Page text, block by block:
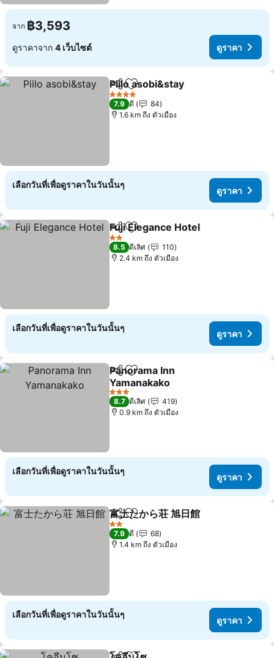
จาก ฿3,593
ดูราคาจาก 4 เว็บไซต์ ดูราคา
แชร์ เพิ่มในรายการโปรด
Piilo asobi&stay
4 ดาว
7.9 ดี
84
1.6 km ถึง ตัวเมือง
เลือกวันที่เพื่อดูราคาในวันนั้นๆ
ดูราคา
แชร์ เพิ่มในรายการโปรด
Fuji Elegance Hotel
2 ดาว
8.5 ดีเลิศ
110
2.4 km ถึง ตัวเมือง
เลือกวันที่เพื่อดูราคาในวันนั้นๆ
ดูราคา
แชร์ เพิ่มในรายการโปรด
Panorama Inn
Yamanakako
3 ดาว
8.7 ดีเลิศ
419
0.9 km ถึง ตัวเมือง
เลือกวันที่เพื่อดูราคาในวันนั้นๆ
ดูราคา
แชร์ เพิ่มในรายการโปรด
富士たから荘 旭日館
2 ดาว
7.9 ดี
68
1.4 km ถึง ตัวเมือง
เลือกวันที่เพื่อดูราคาในวันนั้นๆ
ดูราคา